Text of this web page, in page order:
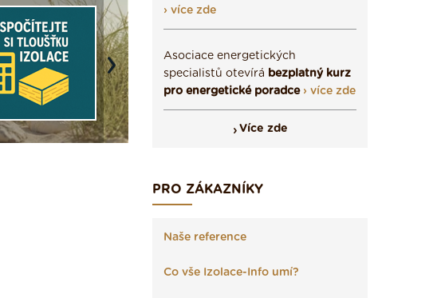
Next
› více zde
Asociace energetických
specialistů otevírá bezplatný kurz
pro energetické poradce › více zde
Více zde
PRO ZÁKAZNÍKY
Naše reference
Co vše Izolace-Info umí?